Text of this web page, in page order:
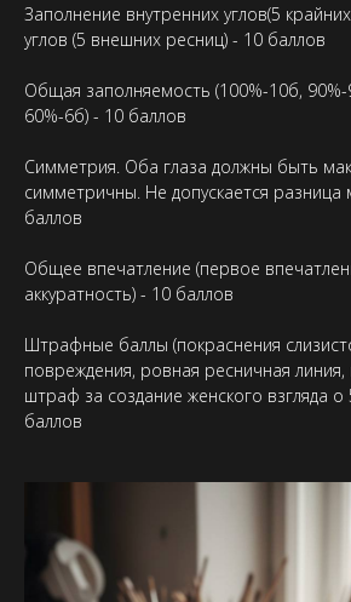
Заполнение внутренних углов(5
углов (5 внешних ресниц) - 10 баллов
Общая заполняемость (100%-10б,
60%-6б) - 10 баллов
Симметрия. Оба глаза должны быть
симметричны. Не допускается разница
баллов
Общее впечатление (первое
аккуратность) - 10 баллов
Штрафные баллы (покраснения
повреждения, ровная ресничная
штраф за создание женского взгляда
баллов